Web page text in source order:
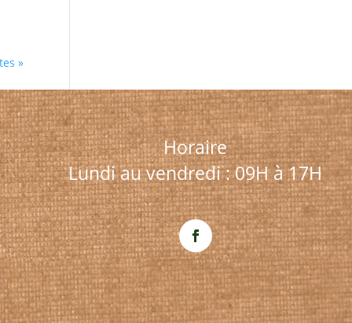
»
Horaire
Lundi au vendredi : 09H à 17H